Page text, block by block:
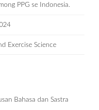
PPG se Indonesia.
Exercise Science
Bahasa dan Sastra